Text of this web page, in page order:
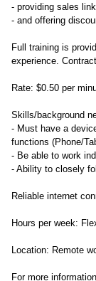
- providing sales
- and offering
Full training is
experience.
Rate: $0.50 per
Skills/background
- Must have a
functions (Phone/
- Be able to work
- Ability to closely
Reliable internet
Hours per week:
Location: Remote
For more